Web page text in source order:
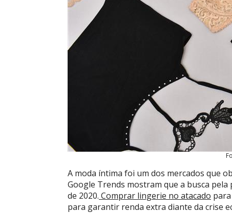
A moda íntima foi um dos mercados que
Google Trends mostram que a busca
de 2020. Comprar lingerie no atacado
para garantir renda extra diante da crise